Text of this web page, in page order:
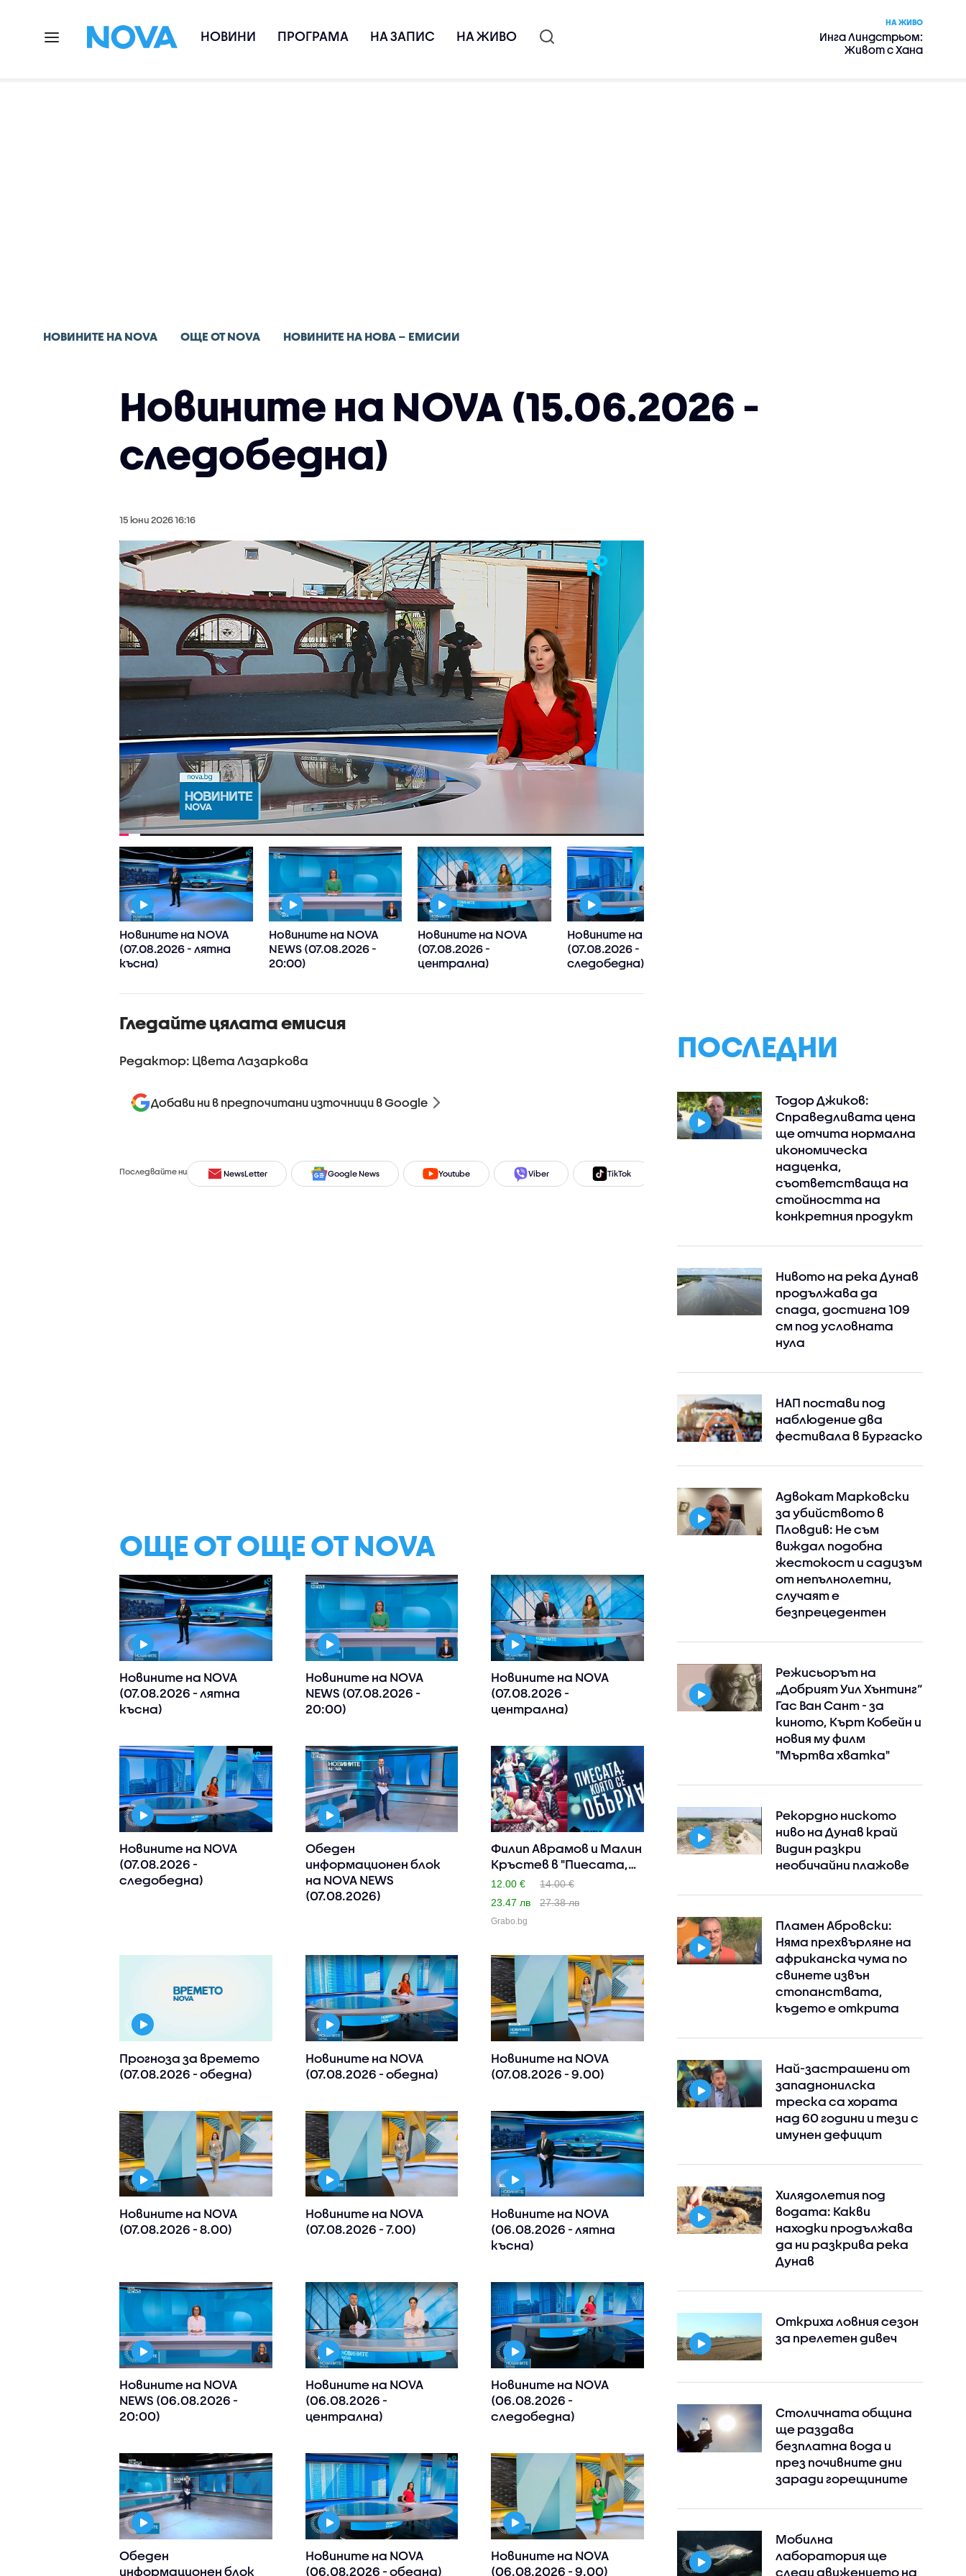
НОВИНИ ПРОГРАМА НА ЗАПИС НА ЖИВО
НА ЖИВО
Инга Линдстрьом:
Живот с Хана
НОВИНИТЕ НА NOVA ОЩЕ ОТ NOVA НОВИНИТЕ НА НОВА – ЕМИСИИ
Новините на NOVA (15.06.2026 -
следобедна)
15 юни 2026 16:16
Новините на NOVA
(07.08.2026 - лятна
късна)
Новините на NOVA
NEWS (07.08.2026 -
20:00)
Новините на NOVA
(07.08.2026 -
централна)
Новините на NOVA
(07.08.2026 -
следобедна)
Гледайте цялата емисия
Редактор: Цвета Лазаркова
Добави ни в предпочитани източници в Google
Последвайте ни NewsLetter Google News Youtube Viber TikTok Facebook
ОЩЕ ОТ ОЩЕ ОТ NOVA
Новините на NOVA
(07.08.2026 - лятна
късна)
Новините на NOVA
NEWS (07.08.2026 -
20:00)
Новините на NOVA
(07.08.2026 -
централна)
Новините на NOVA
(07.08.2026 -
следобедна)
Обеден
информационен блок
на NOVA NEWS
(07.08.2026)
Филип Аврамов и Малин
Кръстев в "Пиесата,
ко..
12.00 €
14.00 €
23.47 лв
27.38 лв
Grabo.bg
Прогноза за времето
(07.08.2026 - обедна)
Новините на NOVA
(07.08.2026 - обедна)
Новините на NOVA
(07.08.2026 - 9.00)
Новините на NOVA
(07.08.2026 - 8.00)
Новините на NOVA
(07.08.2026 - 7.00)
Новините на NOVA
(06.08.2026 - лятна
късна)
Новините на NOVA
NEWS (06.08.2026 -
20:00)
Новините на NOVA
(06.08.2026 -
централна)
Новините на NOVA
(06.08.2026 -
следобедна)
Обеден
информационен блок
Новините на NOVA
(06.08.2026 - обедна)
Новините на NOVA
(06.08.2026 - 9.00)
ПОСЛЕДНИ
Тодор Джиков:
Справедливата цена
ще отчита нормална
икономическа
надценка,
съответстваща на
стойността на
конкретния продукт
Нивото на река Дунав
продължава да
спада, достигна 109
см под условната
нула
НАП постави под
наблюдение два
фестивала в Бургаско
Адвокат Марковски
за убийството в
Пловдив: Не съм
виждал подобна
жестокост и садизъм
от непълнолетни,
случаят е
безпрецедентен
Режисьорът на
„Добрият Уил Хънтинг“
Гас Ван Сант - за
киното, Кърт Кобейн и
новия му филм
"Мъртва хватка"
Рекордно ниското
ниво на Дунав край
Видин разкри
необичайни плажове
Пламен Абровски:
Няма прехвърляне на
африканска чума по
свинете извън
стопанствата,
където е открита
Най-застрашени от
западнонилска
треска са хората
над 60 години и тези с
имунен дефицит
Хилядолетия под
водата: Какви
находки продължава
да ни разкрива река
Дунав
Откриха ловния сезон
за прелетен дивеч
Столичната община
ще раздава
безплатна вода и
през почивните дни
заради горещините
Мобилна
лаборатория ще
следи движението на